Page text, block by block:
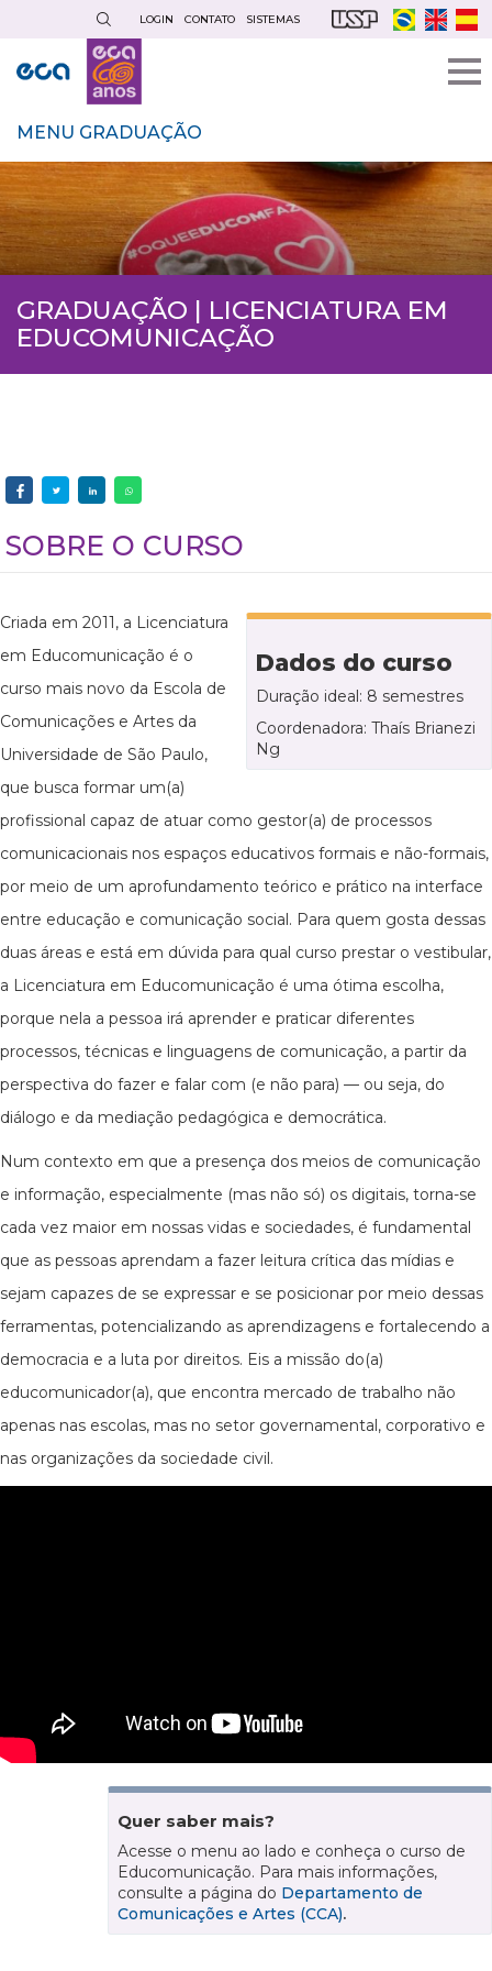
conteúdo
LOGIN CONTATO SISTEMAS
MENU GRADUAÇÃO
GRADUAÇÃO | LICENCIATURA EM
EDUCOMUNICAÇÃO
SOBRE O CURSO
Dados do curso
Duração ideal: 8 semestres
Coordenadora: Thaís Brianezi
Ng
Criada em 2011, a Licenciatura
em Educomunicação é o
curso mais novo da Escola de
Comunicações e Artes da
Universidade de São Paulo,
que busca formar um(a)
profissional capaz de atuar como gestor(a) de processos
comunicacionais nos espaços educativos formais e não-formais,
por meio de um aprofundamento teórico e prático na interface
entre educação e comunicação social. Para quem gosta dessas
duas áreas e está em dúvida para qual curso prestar o vestibular,
a Licenciatura em Educomunicação é uma ótima escolha,
porque nela a pessoa irá aprender e praticar diferentes
processos, técnicas e linguagens de comunicação, a partir da
perspectiva do fazer e falar com (e não para) — ou seja, do
diálogo e da mediação pedagógica e democrática.
Num contexto em que a presença dos meios de comunicação
e informação, especialmente (mas não só) os digitais, torna-se
cada vez maior em nossas vidas e sociedades, é fundamental
que as pessoas aprendam a fazer leitura crítica das mídias e
sejam capazes de se expressar e se posicionar por meio dessas
ferramentas, potencializando as aprendizagens e fortalecendo a
democracia e a luta por direitos. Eis a missão do(a)
educomunicador(a), que encontra mercado de trabalho não
apenas nas escolas, mas no setor governamental, corporativo e
nas organizações da sociedade civil.
Quer saber mais?
Acesse o menu ao lado e conheça o curso de
Educomunicação. Para mais informações,
consulte a página do Departamento de
Comunicações e Artes (CCA).